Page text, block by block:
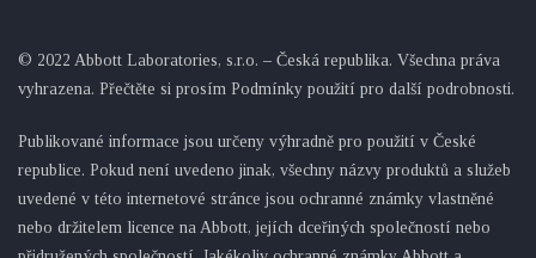
© 2022 Abbott Laboratories, s.r.o. – Česká republika. Všechna práva
vyhrazena. Přečtěte si prosím Podmínky použití pro další podrobnosti.
Publikované informace jsou určeny výhradně pro použití v České
republice. Pokud není uvedeno jinak, všechny názvy produktů a služeb
uvedené v této internetové stránce jsou ochranné známky vlastněné
nebo držitelem licence na Abbott, jejích dceřiných společností nebo